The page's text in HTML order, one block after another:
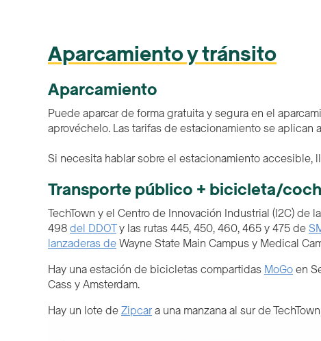
Aparcamiento y tránsito
Aparcamiento
Puede aparcar de forma gratuita y segura en el
aprovéchelo. Las tarifas de estacionamiento se
Si necesita hablar sobre el estacionamiento accesible,
Transporte público + bicicleta/
TechTown y el Centro de Innovación Industrial (I2C)
498del DDOTy las rutas 445, 450, 460, 465 y 475 de
lanzaderas deWayne State Main Campus y Medical
Hay una estación de bicicletas compartidas MoGoen
Cass y Amsterdam.
Hay un lote deZipcara una manzana al sur de